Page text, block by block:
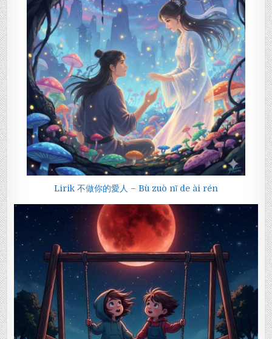
Lirik 不做你的愛人 – Bù zuò nǐ de ài rén